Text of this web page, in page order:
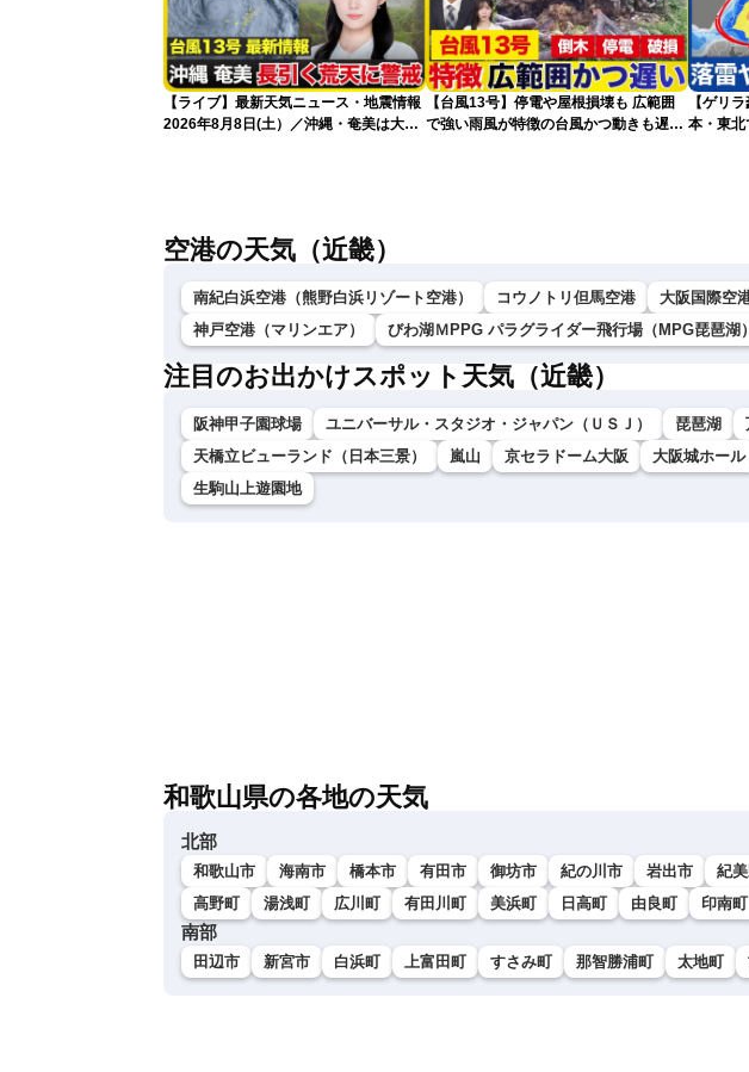
【ライブ】最新天気ニュース・地震情報
2026年8月8日(土）／沖縄・奄美は大荒
【台風13号】停電や屋根損壊も 広範囲
で強い雨風が特徴の台風かつ動きも遅く
【ゲリ
本・東北
空港の天気（近畿）
南紀白浜空港（熊野白浜リゾート空港） コウノトリ但馬空港
大阪国際空
神戸空港（マリンエア）
びわ湖ＭPPG パラグライダー飛行場（MPG琵琶湖）
注目のお出かけスポット天気（近畿）
阪神甲子園球場 ユニバーサル・スタジオ・ジャパン（ＵＳＪ） 琵琶湖
天橋立ビューランド（日本三景）
嵐山 京セラドーム大阪 大阪城ホール
生駒山上遊園地
和歌山県の各地の天気
北部
和歌山市 海南市 橋本市 有田市 御坊市 紀の川市 岩出市 紀
高野町
湯浅町 広川町 有田川町 美浜町 日高町 由良町 印南町
南部
田辺市 新宮市 白浜町 上富田町 すさみ町 那智勝浦町 太地町